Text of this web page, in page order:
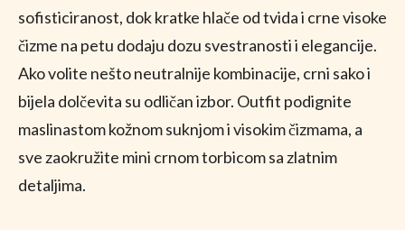
sofisticiranost, dok kratke hlače od tvida i crne visoke
čizme na petu dodaju dozu svestranosti i elegancije.
Ako volite nešto neutralnije kombinacije, crni sako i
bijela dolčevita su odličan izbor. Outfit podignite
maslinastom kožnom suknjom i visokim čizmama, a
sve zaokružite mini crnom torbicom sa zlatnim
detaljima.